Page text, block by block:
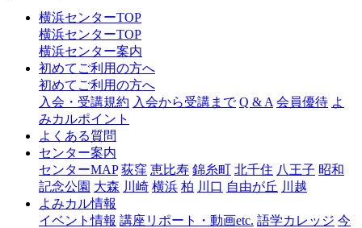
ャ
浜
横浜センターTOP
横浜センターTOP
横浜センター案内
初めてご利用の方へ
初めてご利用の方へ
入会・受講規約 入会から受講まで Q & A 会員優待 よ
みカルポイント
よくある質問
センター案内
センターMAP 荻窪 恵比寿 錦糸町 北千住 八王子 昭和
記念公園 大森 川崎 横浜 柏 川口 自由が丘 川越
よみカル情報
イベント情報 講座リポート・動画etc. 語学カレッジ 今